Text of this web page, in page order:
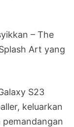
– The
Art yang
S23
keluarkan
pemandangan